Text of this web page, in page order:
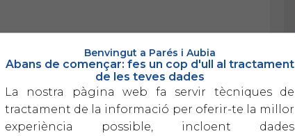
Benvingut a Parés i Aubia
Abans de començar: fes un cop d'ull al tractament
de les teves dades
La nostra pàgina web fa servir tècniques de
tractament de la informació per oferir-te la millor
experiència possible, incloent dades